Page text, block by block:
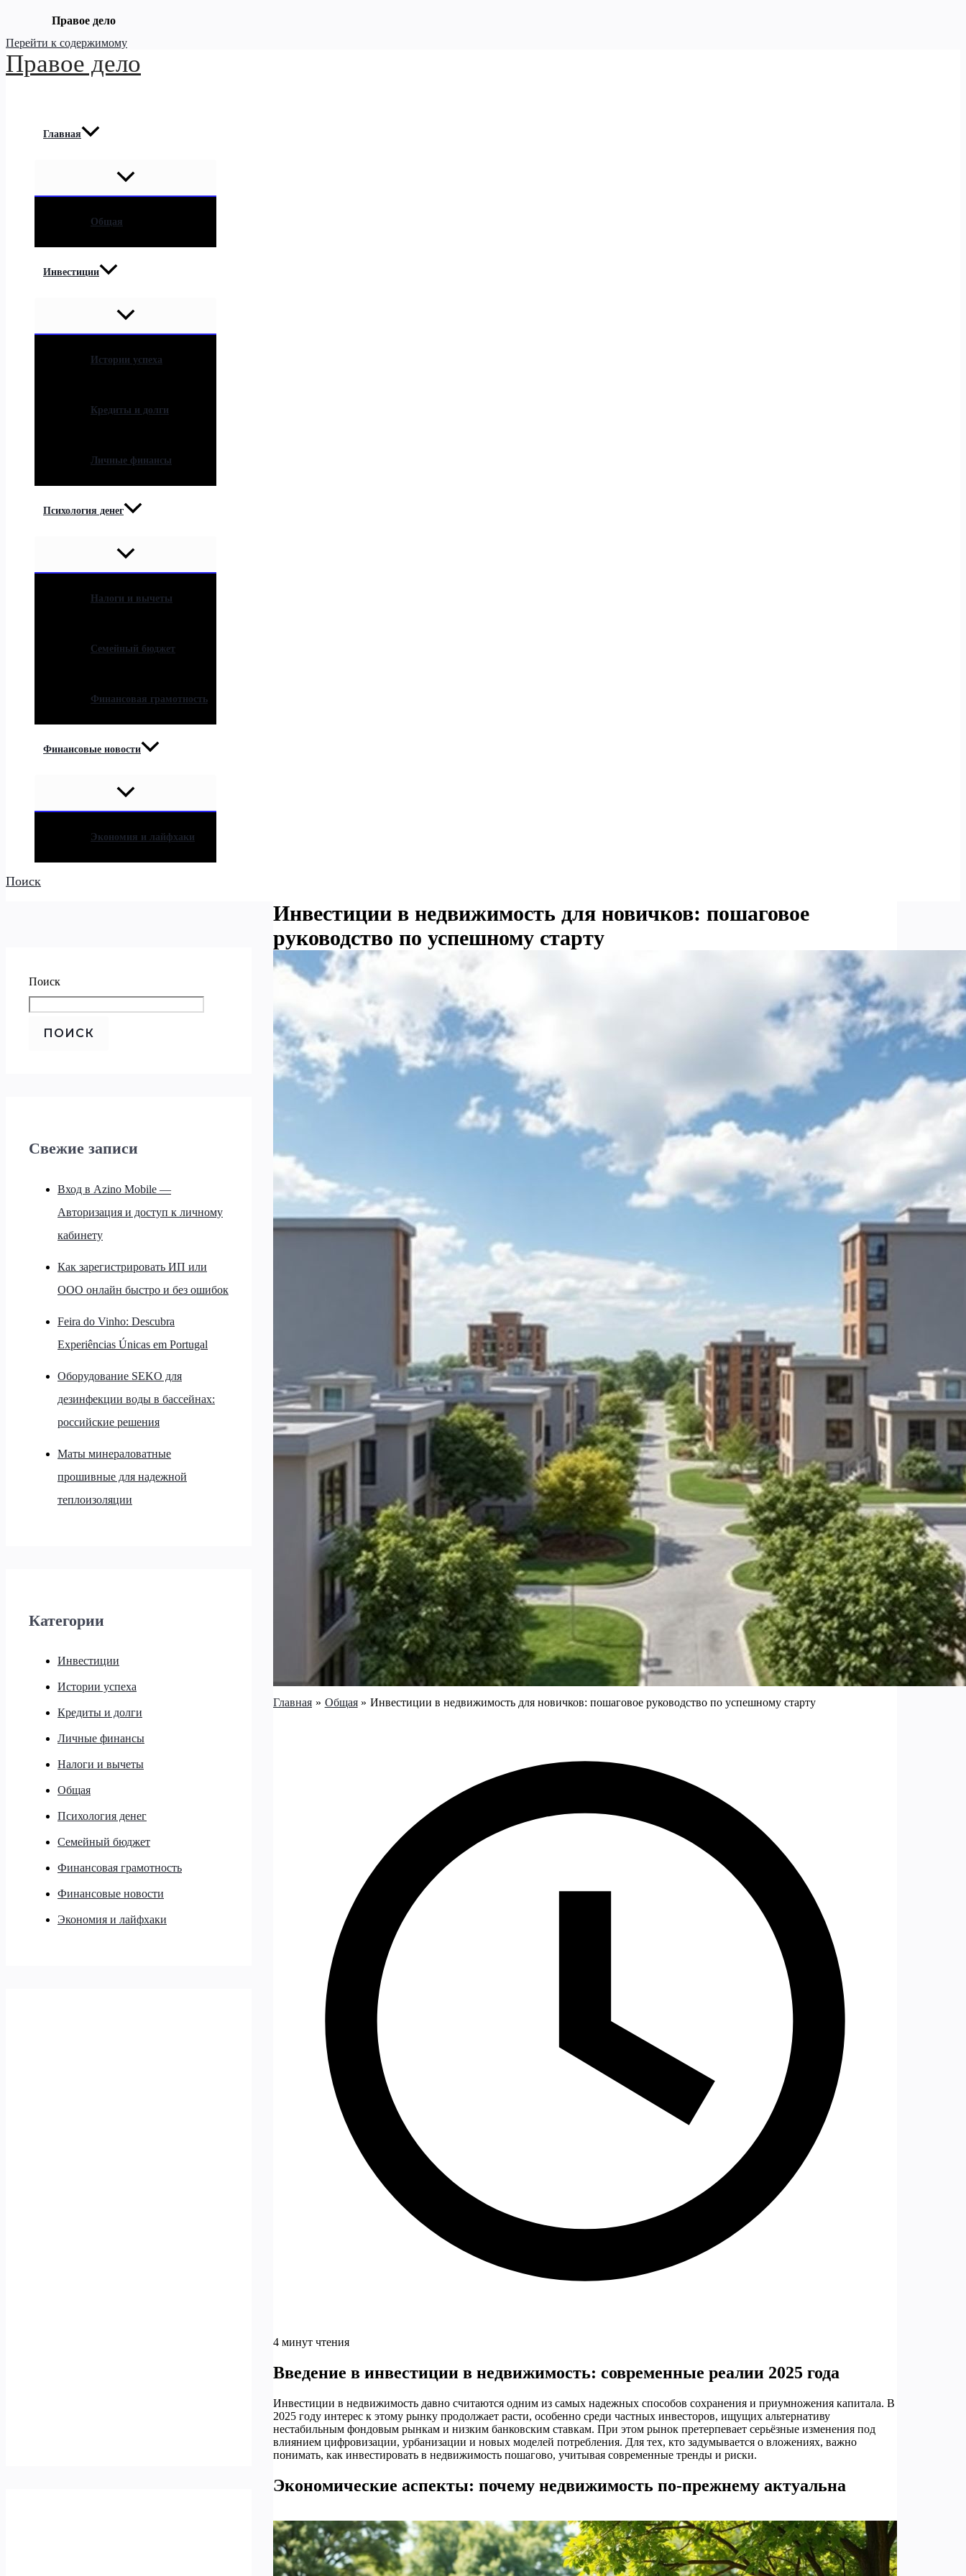
Правое дело
Перейти к содержимому
Правое дело
Главная
Общая
Инвестиции
Истории успеха
Кредиты и долги
Личные финансы
Психология денег
Налоги и вычеты
Семейный бюджет
Финансовая грамотность
Финансовые новости
Экономия и лайфхаки
Поиск
Поиск
ПОИСК
Свежие записи
Вход в Azino Mobile —
Авторизация и доступ к личному
кабинету
Как зарегистрировать ИП или
ООО онлайн быстро и без ошибок
Feira do Vinho: Descubra
Experiências Únicas em Portugal
Оборудование SEKO для
дезинфекции воды в бассейнах:
российские решения
Маты минераловатные
прошивные для надежной
теплоизоляции
Категории
Инвестиции
Истории успеха
Кредиты и долги
Личные финансы
Налоги и вычеты
Общая
Психология денег
Семейный бюджет
Финансовая грамотность
Финансовые новости
Экономия и лайфхаки
Инвестиции в недвижимость для новичков: пошаговое
руководство по успешному старту
Главная Общая Инвестиции в недвижимость для новичков: пошаговое руководство по успешному старту
4 минут чтения
Введение в инвестиции в недвижимость: современные реалии 2025 года
Инвестиции в недвижимость давно считаются одним из самых надежных способов сохранения и приумножения капитала. В
2025 году интерес к этому рынку продолжает расти, особенно среди частных инвесторов, ищущих альтернативу
нестабильным фондовым рынкам и низким банковским ставкам. При этом рынок претерпевает серьёзные изменения под
влиянием цифровизации, урбанизации и новых моделей потребления. Для тех, кто задумывается о вложениях, важно
понимать, как инвестировать в недвижимость пошагово, учитывая современные тренды и риски.
Экономические аспекты: почему недвижимость по-прежнему актуальна